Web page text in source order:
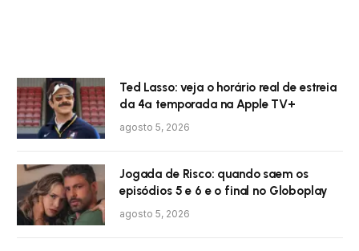
Ted Lasso: veja o horário real de estreia
da 4ª temporada na Apple TV+
agosto 5, 2026
Jogada de Risco: quando saem os
episódios 5 e 6 e o final no Globoplay
agosto 5, 2026